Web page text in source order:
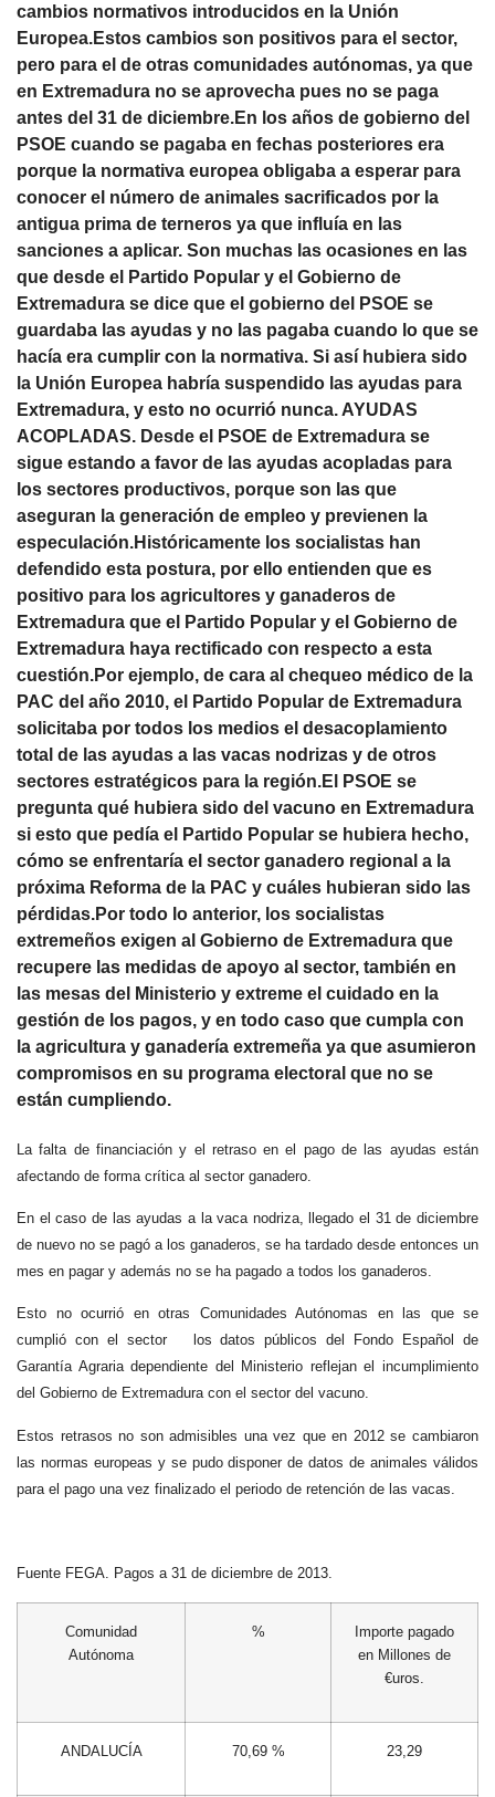
cambios normativos introducidos en la Unión
Europea.Estos cambios son positivos para el sector,
pero para el de otras comunidades autónomas, ya que
en Extremadura no se aprovecha pues no se paga
antes del 31 de diciembre.En los años de gobierno del
PSOE cuando se pagaba en fechas posteriores era
porque la normativa europea obligaba a esperar para
conocer el número de animales sacrificados por la
antigua prima de terneros ya que influía en las
sanciones a aplicar. Son muchas las ocasiones en las
que desde el Partido Popular y el Gobierno de
Extremadura se dice que el gobierno del PSOE se
guardaba las ayudas y no las pagaba cuando lo que se
hacía era cumplir con la normativa. Si así hubiera sido
la Unión Europea habría suspendido las ayudas para
Extremadura, y esto no ocurrió nunca. AYUDAS
ACOPLADAS. Desde el PSOE de Extremadura se
sigue estando a favor de las ayudas acopladas para
los sectores productivos, porque son las que
aseguran la generación de empleo y previenen la
especulación.Históricamente los socialistas han
defendido esta postura, por ello entienden que es
positivo para los agricultores y ganaderos de
Extremadura que el Partido Popular y el Gobierno de
Extremadura haya rectificado con respecto a esta
cuestión.Por ejemplo, de cara al chequeo médico de la
PAC del año 2010, el Partido Popular de Extremadura
solicitaba por todos los medios el desacoplamiento
total de las ayudas a las vacas nodrizas y de otros
sectores estratégicos para la región.El PSOE se
pregunta qué hubiera sido del vacuno en Extremadura
si esto que pedía el Partido Popular se hubiera hecho,
cómo se enfrentaría el sector ganadero regional a la
próxima Reforma de la PAC y cuáles hubieran sido las
pérdidas.Por todo lo anterior, los socialistas
extremeños exigen al Gobierno de Extremadura que
recupere las medidas de apoyo al sector, también en
las mesas del Ministerio y extreme el cuidado en la
gestión de los pagos, y en todo caso que cumpla con
la agricultura y ganadería extremeña ya que asumieron
compromisos en su programa electoral que no se
están cumpliendo.
La falta de financiación y el retraso en el pago de las ayudas están
afectando de forma crítica al sector ganadero.
En el caso de las ayudas a la vaca nodriza, llegado el 31 de diciembre
de nuevo no se pagó a los ganaderos, se ha tardado desde entonces un
mes en pagar y además no se ha pagado a todos los ganaderos.
Esto no ocurrió en otras Comunidades Autónomas en las que se
cumplió con el sector los datos públicos del Fondo Español de
Garantía Agraria dependiente del Ministerio reflejan el incumplimiento
del Gobierno de Extremadura con el sector del vacuno.
Estos retrasos no son admisibles una vez que en 2012 se cambiaron
las normas europeas y se pudo disponer de datos de animales válidos
para el pago una vez finalizado el periodo de retención de las vacas.
Fuente FEGA. Pagos a 31 de diciembre de 2013.
Comunidad
Autónoma
%
Importe pagado
en Millones de
€uros.
ANDALUCÍA 70,69 % 23,29